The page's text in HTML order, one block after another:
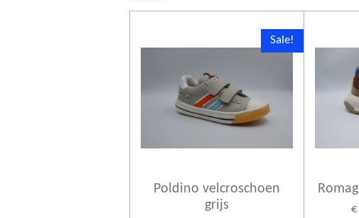
Sale!
Poldino velcroschoen
grijs